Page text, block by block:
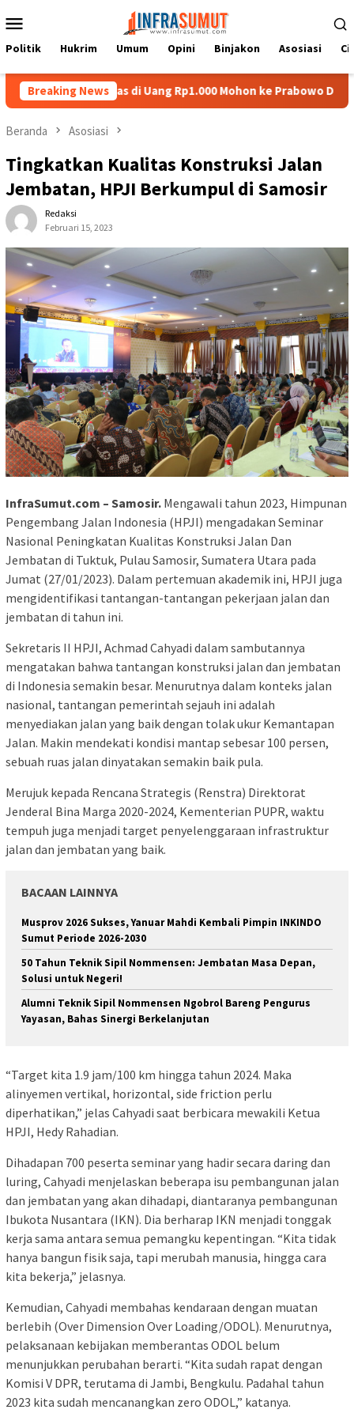
ke
Mobile
Politik Hukrim Umum Opini Binjakon Asosiasi
Breaking News
Batu Nias di Uang Rp1.000 Mohon ke Prabowo Diundang
Beranda Asosiasi
Tingkatkan Kualitas Konstruksi Jalan
Jembatan, HPJI Berkumpul di Samosir
Redaksi
Februari 15, 2023
InfraSumut.com – Samosir. Mengawali tahun 2023, Himpunan
Pengembang Jalan Indonesia (HPJI) mengadakan Seminar
Nasional Peningkatan Kualitas Konstruksi Jalan Dan
Jembatan di Tuktuk, Pulau Samosir, Sumatera Utara pada
Jumat (27/01/2023). Dalam pertemuan akademik ini, HPJI juga
mengidentifikasi tantangan-tantangan pekerjaan jalan dan
jembatan di tahun ini.
Sekretaris II HPJI, Achmad Cahyadi dalam sambutannya
mengatakan bahwa tantangan konstruksi jalan dan jembatan
di Indonesia semakin besar. Menurutnya dalam konteks jalan
nasional, tantangan pemerintah sejauh ini adalah
menyediakan jalan yang baik dengan tolak ukur Kemantapan
Jalan. Makin mendekati kondisi mantap sebesar 100 persen,
sebuah ruas jalan dinyatakan semakin baik pula.
Merujuk kepada Rencana Strategis (Renstra) Direktorat
Jenderal Bina Marga 2020-2024, Kementerian PUPR, waktu
tempuh juga menjadi target penyelenggaraan infrastruktur
jalan dan jembatan yang baik.
BACAAN LAINNYA
Musprov 2026 Sukses, Yanuar Mahdi Kembali Pimpin INKINDO
Sumut Periode 2026-2030
50 Tahun Teknik Sipil Nommensen: Jembatan Masa Depan,
Solusi untuk Negeri!
Alumni Teknik Sipil Nommensen Ngobrol Bareng Pengurus
Yayasan, Bahas Sinergi Berkelanjutan
“Target kita 1.9 jam/100 km hingga tahun 2024. Maka
alinyemen vertikal, horizontal, side friction perlu
diperhatikan,” jelas Cahyadi saat berbicara mewakili Ketua
HPJI, Hedy Rahadian.
Dihadapan 700 peserta seminar yang hadir secara daring dan
luring, Cahyadi menjelaskan beberapa isu pembangunan jalan
dan jembatan yang akan dihadapi, diantaranya pembangunan
Ibukota Nusantara (IKN). Dia berharap IKN menjadi tonggak
kerja sama antara semua pemangku kepentingan. “Kita tidak
hanya bangun fisik saja, tapi merubah manusia, hingga cara
kita bekerja,” jelasnya.
Kemudian, Cahyadi membahas kendaraan dengan muatan
berlebih (Over Dimension Over Loading/ODOL). Menurutnya,
pelaksanaan kebijakan memberantas ODOL belum
menunjukkan perubahan berarti. “Kita sudah rapat dengan
Komisi V DPR, terutama di Jambi, Bengkulu. Padahal tahun
2023 kita sudah mencanangkan zero ODOL,” katanya.